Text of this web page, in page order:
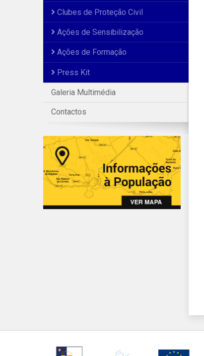
Clubes de Proteção Civil
Ações de Sensibilização
Ações de Formação
Press Kit
Galeria Multimédia
Contactos